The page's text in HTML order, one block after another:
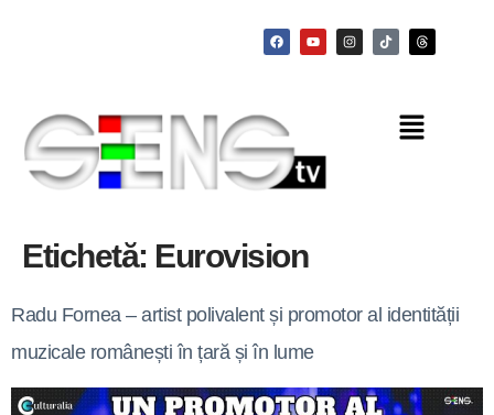
Etichetă: Eurovision
Radu Fornea – artist polivalent și promotor al identității
muzicale românești în țară și în lume